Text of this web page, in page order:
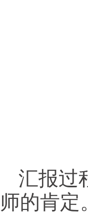
汇报过
师的肯定